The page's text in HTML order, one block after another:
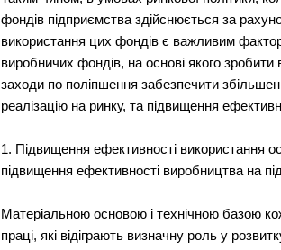
фондів підприємства здійснюється за
використання цих фондів є важливим
виробничих фондів, на основі якого зробити
заходи по поліпшення забезпечити
реалізацію на ринку, та підвищення
1. Підвищення ефективності використання
підвищення ефективності виробництва на
Матеріальною основою і технічною базою
праці, які відіграють визначну роль у